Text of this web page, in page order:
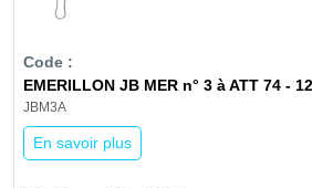
EMERILLON JB MER n° 3 à ATT 74 -
JBM3A
En savoir plus